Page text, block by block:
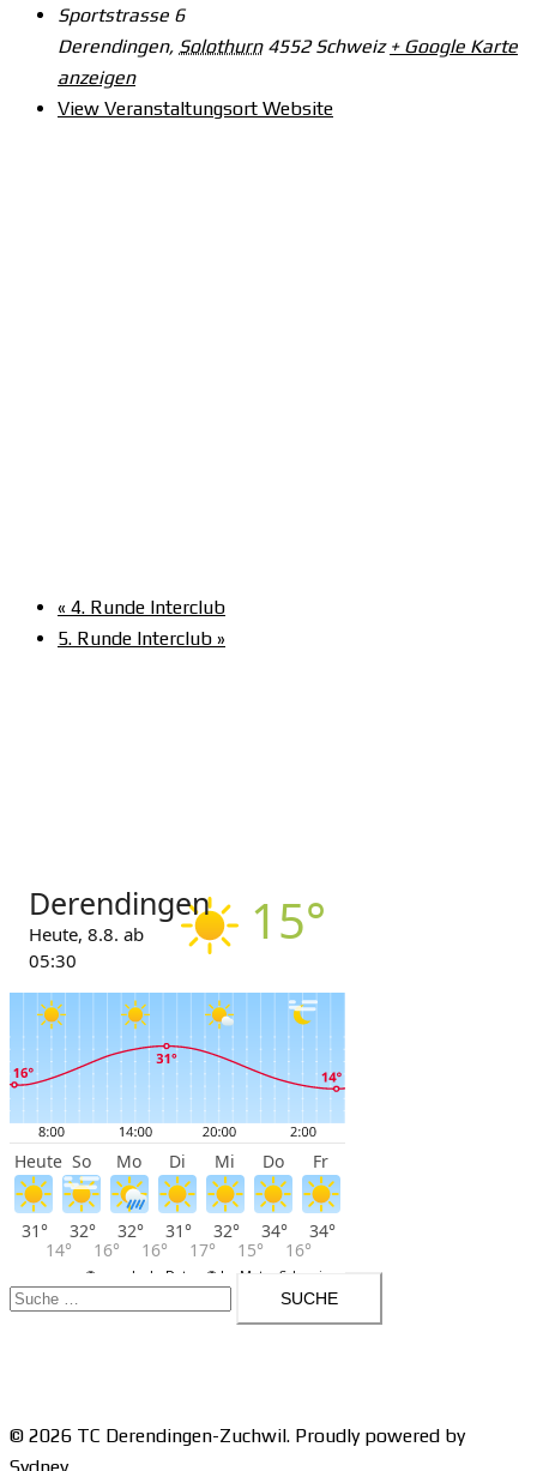
Sportstrasse 6
Derendingen, Solothurn 4552 Schweiz + Google Karte
anzeigen
View Veranstaltungsort Website
« 4. Runde Interclub
5. Runde Interclub »
Suche
nach:
© 2026 TC Derendingen-Zuchwil. Proudly powered by